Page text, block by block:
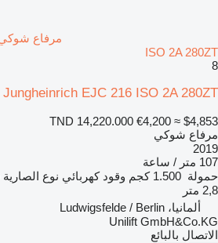
ISO 2A 280ZT
8
Jungheinrich EJC 216 ISO 2A 280ZT
TND 14,220.000 €4,200 ≈ $4,853
مرفاع شوكي
2019
107 متر / ساعة
حمولة 1.500 كجم وقود كهربائي نوع الصارية
2,8 متر
ألمانيا، Ludwigsfelde / Berlin
Unilift GmbH&Co.KG
الاتصال بالبائع